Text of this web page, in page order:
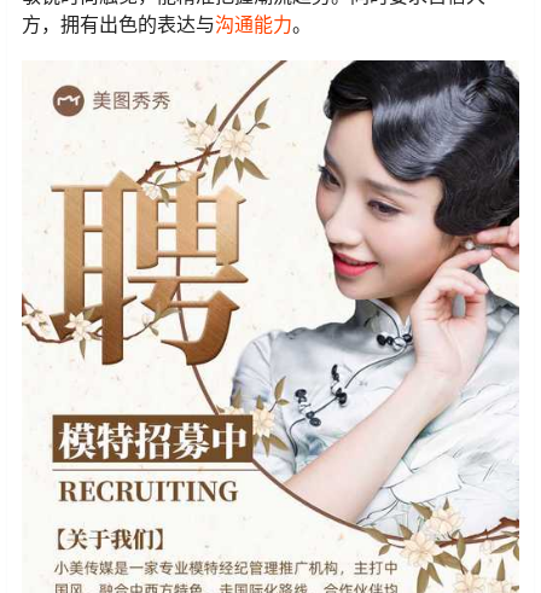
方，拥有出色的表达与沟通能力。